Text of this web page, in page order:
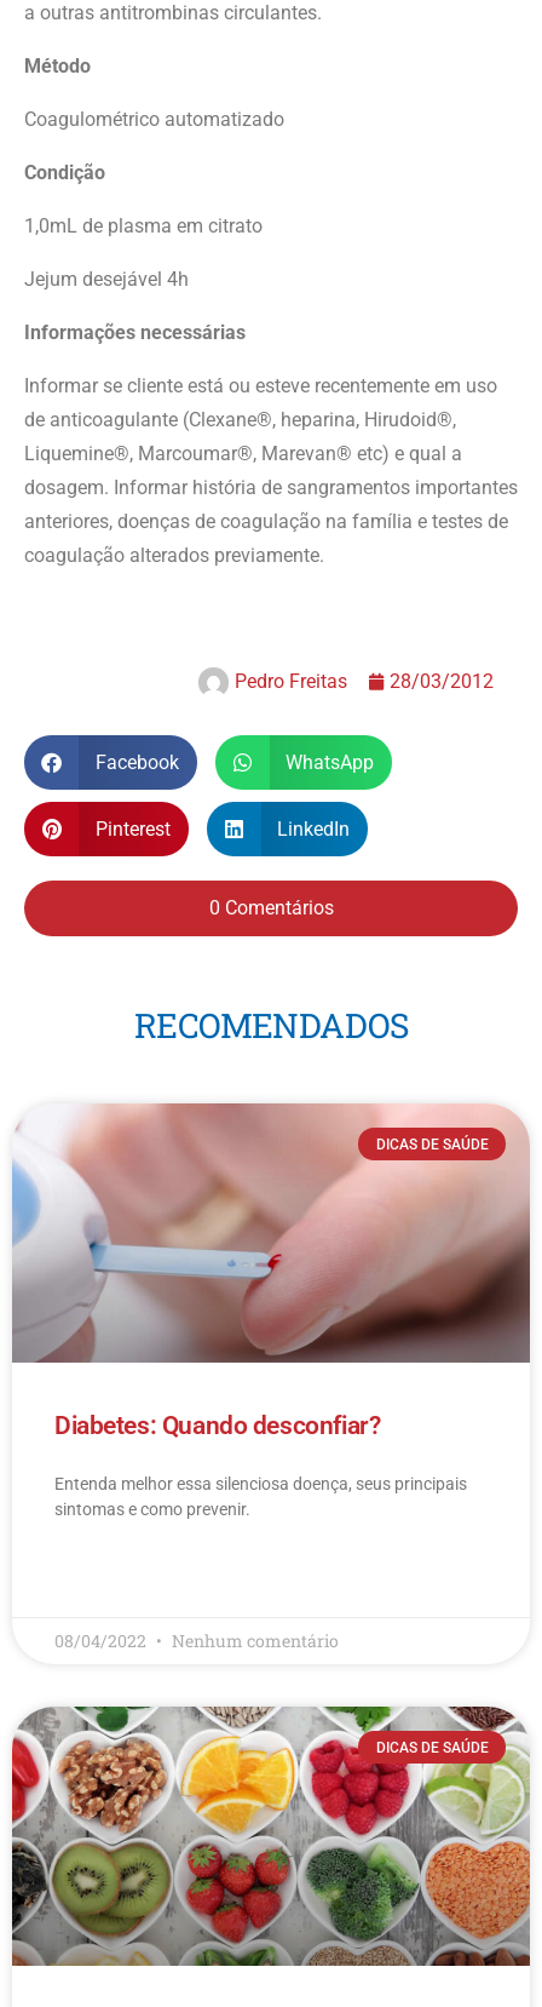
a outras antitrombinas circulantes.
Método
Coagulométrico automatizado
Condição
1,0mL de plasma em citrato
Jejum desejável 4h
Informações necessárias
Informar se cliente está ou esteve recentemente em uso
de anticoagulante (Clexane®, heparina, Hirudoid®,
Liquemine®, Marcoumar®, Marevan® etc) e qual a
dosagem. Informar história de sangramentos importantes
anteriores, doenças de coagulação na família e testes de
coagulação alterados previamente.
Pedro Freitas 28/03/2012
Facebook WhatsApp
Pinterest LinkedIn
0 Comentários
RECOMENDADOS
DICAS DE SAÚDE
Diabetes: Quando desconfiar?
Entenda melhor essa silenciosa doença, seus principais
sintomas e como prevenir.
08/04/2022 Nenhum comentário
DICAS DE SAÚDE